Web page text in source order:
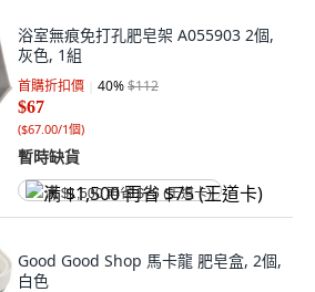
浴室無痕免打孔肥皂架 A055903 2個,
灰色, 1組
首購折扣價 40%$112
$67
($67.00/1個)
暫時缺貨
满 $1,500 再省 $75 (王道卡)
Good Good Shop 馬卡龍 肥皂盒, 2個,
白色